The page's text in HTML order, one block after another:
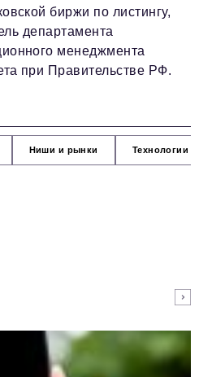
биржи по листингу,
департамента
менеджмента
при Правительстве РФ.
Ниши и рынки Технологии